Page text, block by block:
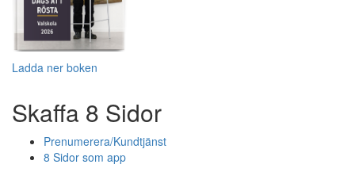
Ladda ner boken
Skaffa 8 Sidor
Prenumerera/Kundtjänst
8 Sidor som app